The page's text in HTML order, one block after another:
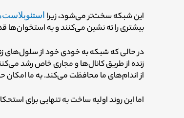
این شبکه سخت‌تر می‌شود، زیرا
بیشتری را ته نشین می‌کنند و به
در حالی که شبکه به خودی خود از سلول‌های
زنده از طریق کانال‌ها و مجاری خاص رشد
از اندام‌های ما محافظت می‌کند. به ما
اما این روند اولیه ساخت به تنهایی برای